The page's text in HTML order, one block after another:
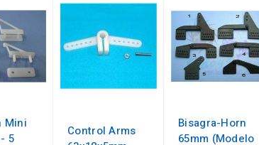
Mini
5
Control Arms
Bisagra-Horn
65mm (Modelo